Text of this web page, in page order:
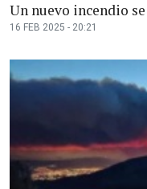
Un nuevo incendio
16 FEB 2025 - 20:21